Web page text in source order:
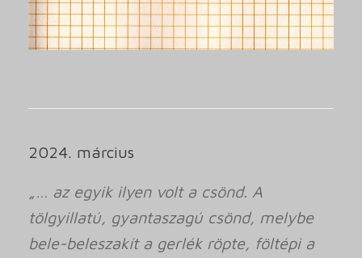
2024. március
„… az egyik ilyen volt a csönd. A
tölgyillatú, gyantaszagú csönd, melybe
bele-beleszakít a gerlék röpte, föltépi a